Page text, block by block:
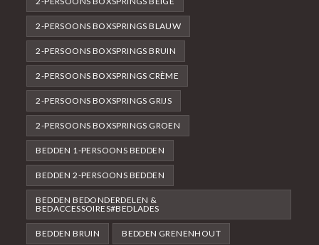
2-PERSOONS BOXSPRINGS BLAUW
2-PERSOONS BOXSPRINGS BRUIN
2-PERSOONS BOXSPRINGS CRÈME
2-PERSOONS BOXSPRINGS GRIJS
2-PERSOONS BOXSPRINGS GROEN
BEDDEN 1-PERSOONS BEDDEN
BEDDEN 2-PERSOONS BEDDEN
BEDDEN BEDONDERDELEN &
BEDACCESSOIRES#BEDLADES
BEDDEN BRUIN BEDDEN GRENENHOUT